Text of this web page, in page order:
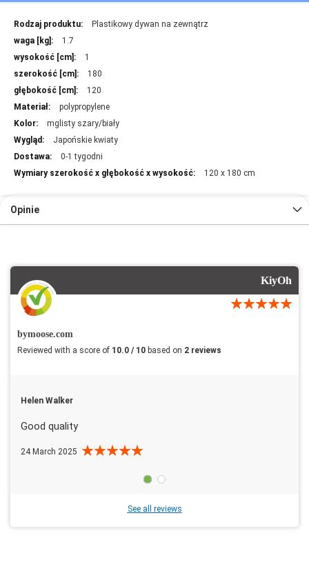
Więcej
informacji
Plastikowy dywan na zewnątrz
1.7
1
180
120
polypropylene
mglisty szary/biały
Japońskie kwiaty
0-1 tygodni
120 x 180 cm
Opinie
KiyOh
bymoose.com
Reviewed with a score of 10.0 / 10 based on 2 reviews
Helen Walker
Good quality
24 March 2025
See all reviews